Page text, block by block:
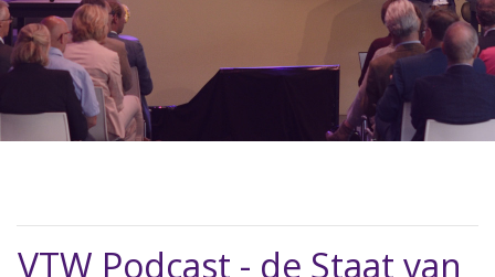
VTW Podcast - de Staat van